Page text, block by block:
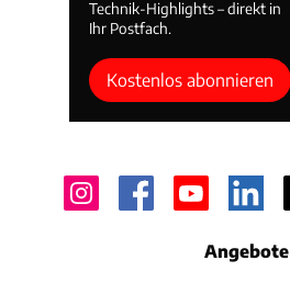
Technik-Highlights – direkt in
Ihr Postfach.
Kostenlos abonnieren
Angebote